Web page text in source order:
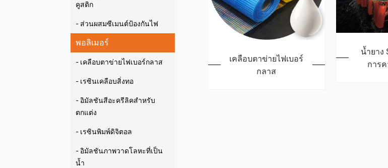
คูสติก
- ส่วนผสมซีเมนต์ป้องกันไฟ
พอลิเมอร์
- เคลือบตาข่ายไฟเบอร์กลาส
- เรซินเคลือบสิ่งทอ
- อิมัลชันสีอะครีลิคสำหรับ
ตกแต่ง
- เรซินพิมพ์ดิจิตอล
- อิมัลชันภาพวาดโลหะที่เป็น
น้ำ
เคลือบตาข่ายไฟเบอร์
กลาส
น้ำยาง
การ